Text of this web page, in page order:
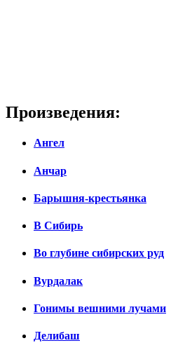
Произведения:
Ангел
Анчар
Барышня-крестьянка
В Сибирь
Во глубине сибирских руд
Вурдалак
Гонимы вешними лучами
Делибаш